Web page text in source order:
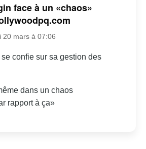
face à un «chaos»
20 mars à 07:06
confie sur sa gestion des
dans un chaos
rapport à ça»